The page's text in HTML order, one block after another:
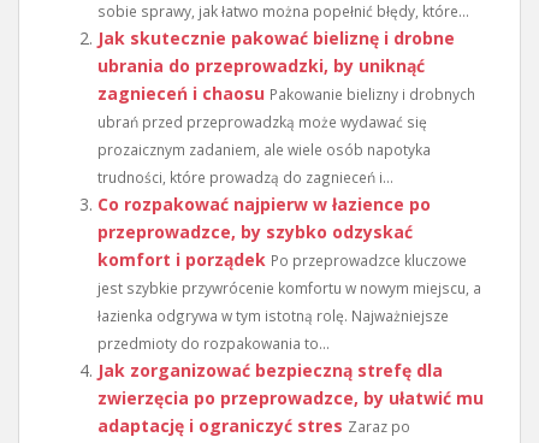
sobie sprawy, jak łatwo można popełnić błędy, które...
Jak skutecznie pakować bieliznę i drobne
ubrania do przeprowadzki, by uniknąć
zagnieceń i chaosu Pakowanie bielizny i drobnych
ubrań przed przeprowadzką może wydawać się
prozaicznym zadaniem, ale wiele osób napotyka
trudności, które prowadzą do zagnieceń i...
Co rozpakować najpierw w łazience po
przeprowadzce, by szybko odzyskać
komfort i porządek Po przeprowadzce kluczowe
jest szybkie przywrócenie komfortu w nowym miejscu, a
łazienka odgrywa w tym istotną rolę. Najważniejsze
przedmioty do rozpakowania to...
Jak zorganizować bezpieczną strefę dla
zwierzęcia po przeprowadzce, by ułatwić mu
adaptację i ograniczyć stres Zaraz po